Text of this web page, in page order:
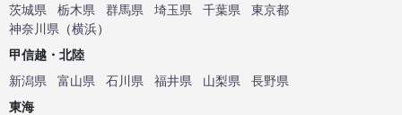
茨城県
栃木県 群馬県 埼玉県 千葉県
東京都
神奈川県 （横浜）
甲信越・北陸
新潟県
富山県 石川県 福井県 山梨県
長野県
東海